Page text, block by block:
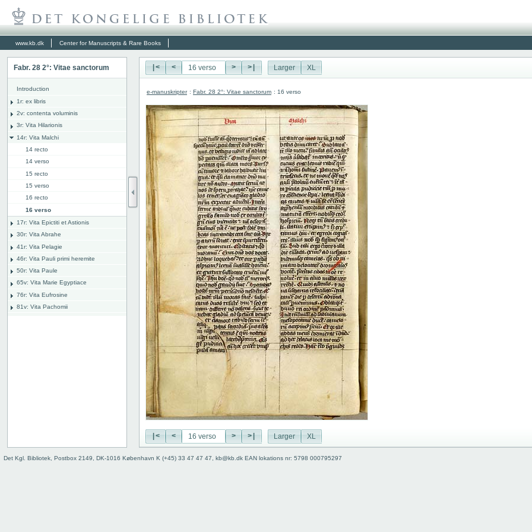
www.kb.dk Center for Manuscripts & Rare Books
Fabr. 28 2°: Vitae sanctorum
Introduction
1r: ex libris
2v: contenta voluminis
3r: Vita Hilarionis
14r: Vita Malchi
14 recto
14 verso
15 recto
15 verso
16 recto
16 verso
17r: Vita Epictiti et Astionis
30r: Vita Abrahe
41r: Vita Pelagie
46r: Vita Pauli primi heremite
50r: Vita Paule
65v: Vita Marie Egyptiace
76r: Vita Eufrosine
81v: Vita Pachomii
|< < > >| Larger XL
e-manuskripter : Fabr. 28 2°: Vitae sanctorum : 16 verso
|< < > >| Larger XL
Det Kgl. Bibliotek, Postbox 2149, DK-1016 København K (+45) 33 47 47 47, kb@kb.dk EAN lokations nr: 5798 000795297